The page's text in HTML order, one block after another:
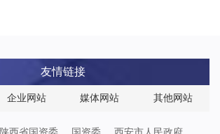
友情链接
企业网站 媒体网站 其他网站